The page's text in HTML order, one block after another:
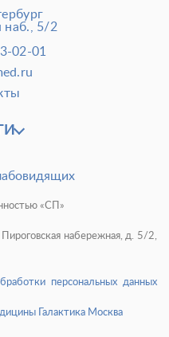
и сертификаты
и публикации
подарочные сертификаты
Юр. информация
наб., 5/2
02-01
«СП»
набережная, д. 5/2,
персональных данных
Галактика Москва